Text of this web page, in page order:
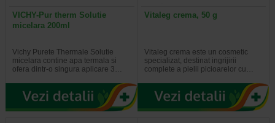
VICHY-Pur therm Solutie
micelara 200ml
Vichy Purete Thermale Solutie
micelara contine apa termala si
ofera dintr-o singura aplicare 3…
Vitaleg crema, 50 g
Vitaleg crema este un cosmetic
specializat, destinat ingrijirii
complete a pielii picioarelor cu…